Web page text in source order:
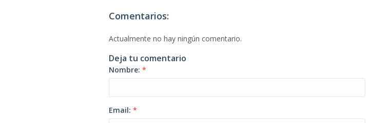
Comentarios:
Actualmente no hay ningún comentario.
Deja tu comentario
Nombre: *
Email: *